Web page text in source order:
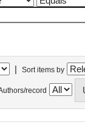
| Sort items by
record